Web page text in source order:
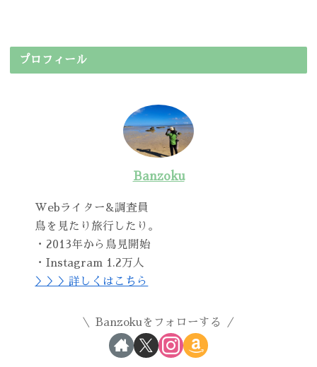
プロフィール
Banzoku
Webライター&調査員
鳥を見たり旅行したり。
・2013年から鳥見開始
・Instagram 1.2万人
＞＞＞詳しくはこちら
Banzokuをフォローする